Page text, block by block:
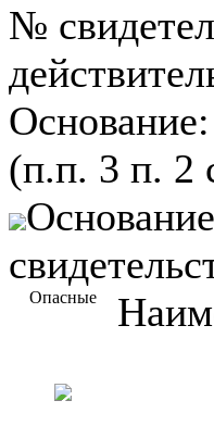
№
(п.п. 3 п. 2
Опасные